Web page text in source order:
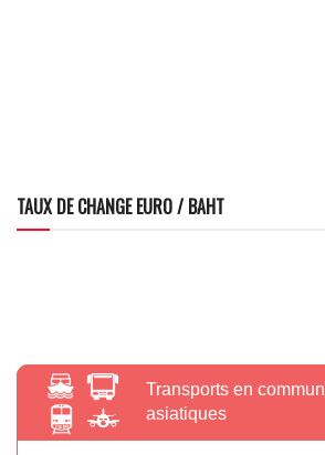
TAUX DE CHANGE EURO / BAHT
Transports en commun
asiatiques